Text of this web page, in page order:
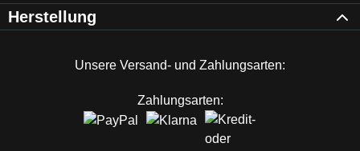
Herstellung
Unsere Versand- und Zahlungsarten:
Zahlungsarten: